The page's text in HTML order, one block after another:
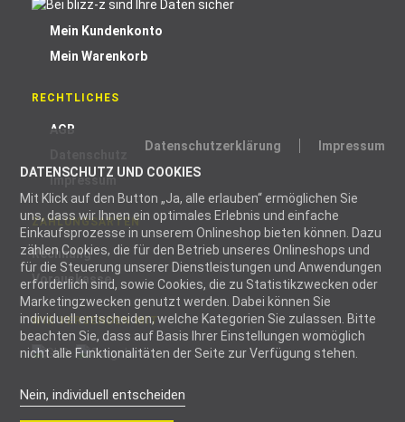
Datenschutzerklärung
Impressum
DATENSCHUTZ UND COOKIES
Mit Klick auf den Button „Ja, alle erlauben“ ermöglichen Sie
uns, dass wir Ihnen ein optimales Erlebnis und einfache
Einkaufsprozesse in unserem Onlineshop bieten können. Dazu
zählen Cookies, die für den Betrieb unseres Onlineshops und
für die Steuerung unserer Dienstleistungen und Anwendungen
erforderlich sind, sowie Cookies, die zu Statistikzwecken oder
Marketingzwecken genutzt werden. Dabei können Sie
individuell entscheiden, welche Kategorien Sie zulassen. Bitte
beachten Sie, dass auf Basis Ihrer Einstellungen womöglich
nicht alle Funktionalitäten der Seite zur Verfügung stehen.
Nein, individuell entscheiden
Mein Kundenkonto
Mein Warenkorb
RECHTLICHES
AGB
Impressum
ZAHLUNGSARTEN
Rechnung
Vorauskasse
WIR VERSENDEN MIT